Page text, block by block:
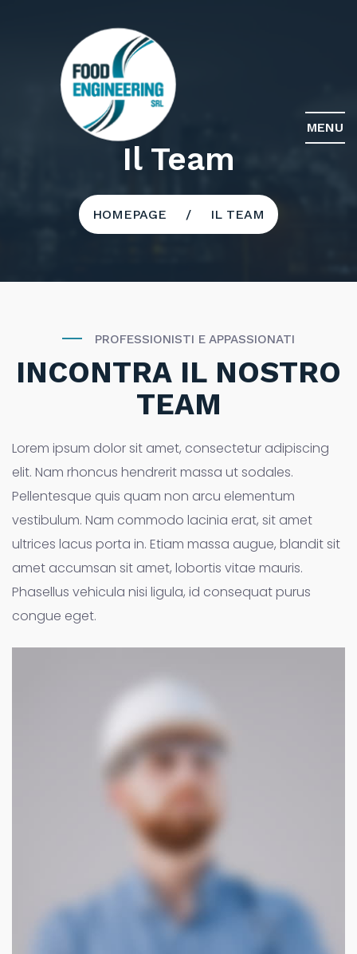
MENU
Il Team
HOMEPAGE IL TEAM
PROFESSIONISTI E APPASSIONATI
INCONTRA IL NOSTRO
TEAM
Lorem ipsum dolor sit amet, consectetur adipiscing
elit. Nam rhoncus hendrerit massa ut sodales.
Pellentesque quis quam non arcu elementum
vestibulum. Nam commodo lacinia erat, sit amet
ultrices lacus porta in. Etiam massa augue, blandit sit
amet accumsan sit amet, lobortis vitae mauris.
Phasellus vehicula nisi ligula, id consequat purus
congue eget.